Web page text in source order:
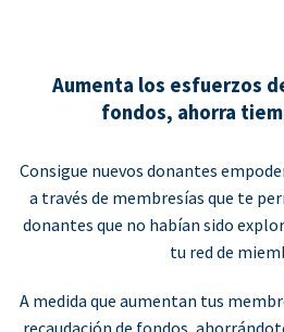
Aumenta los esfuerzos
fondos, ahorra
Consigue nuevos donantes
a través de membresías que te
donantes que no habían sido
tu red de
A medida que aumentan tus
recaudación de fondos,